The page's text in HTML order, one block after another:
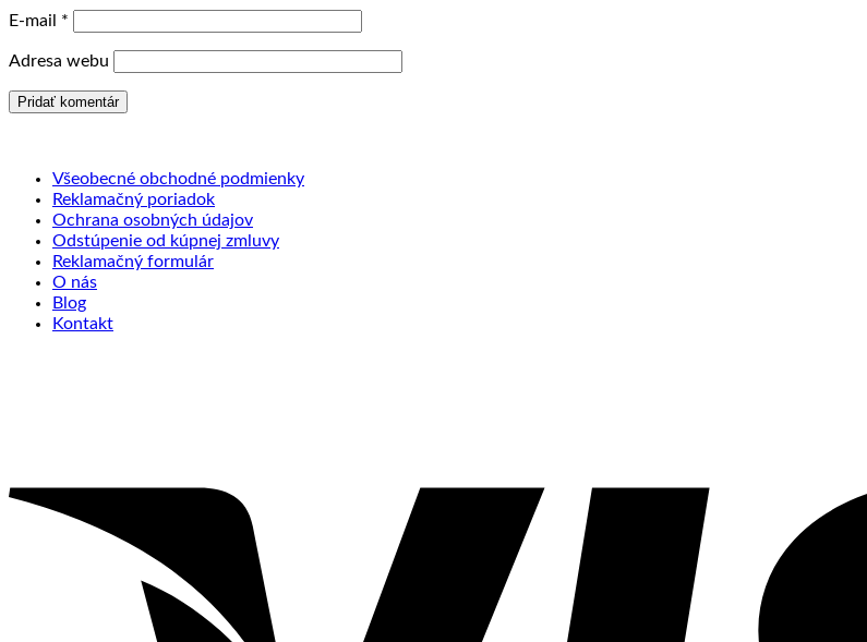
E-mail *
Adresa webu
Všeobecné obchodné podmienky
Reklamačný poriadok
Ochrana osobných údajov
Odstúpenie od kúpnej zmluvy
Reklamačný formulár
O nás
Blog
Kontakt